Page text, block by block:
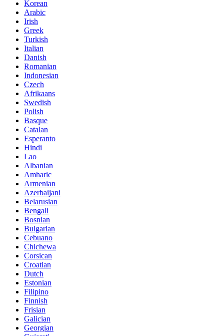
Korean
Arabic
Irish
Greek
Turkish
Italian
Danish
Romanian
Indonesian
Czech
Afrikaans
Swedish
Polish
Basque
Catalan
Esperanto
Hindi
Lao
Albanian
Amharic
Armenian
Azerbaijani
Belarusian
Bengali
Bosnian
Bulgarian
Cebuano
Chichewa
Corsican
Croatian
Dutch
Estonian
Filipino
Finnish
Frisian
Galician
Georgian